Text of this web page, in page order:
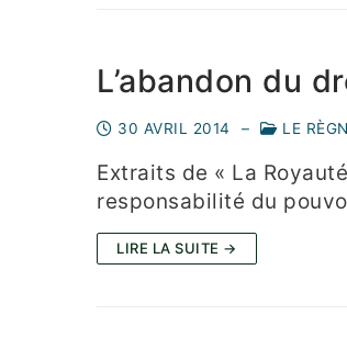
L’abandon du
30 AVRIL 2014 – LE
Extraits de « La
responsabilité du
LIRE LA SUITE →